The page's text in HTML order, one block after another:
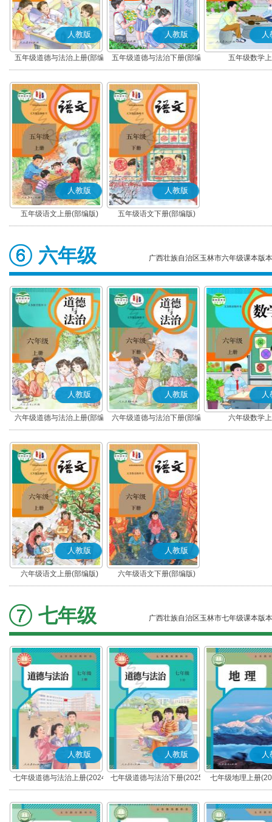
人教版
五年级道德与法治上册(部编
版)
人教版
五年级道德与法治下册(部编
版)
人
五年级数学
人教版
五年级语文上册(部编版)
人教版
五年级语文下册(部编版)
六年级 广西壮族自治区玉林市六年级课本版本
人教版
六年级道德与法治上册(部编
版)
人教版
六年级道德与法治下册(部编
版)
人
六年级数学
人教版
六年级语文上册(部编版)
人教版
六年级语文下册(部编版)
七年级 广西壮族自治区玉林市七年级课本版本
人教版
七年级道德与法治上册(2024
秋版)(部编版)
人教版
七年级道德与法治下册(2025
春版)(部编版)
人
七年级地理上册